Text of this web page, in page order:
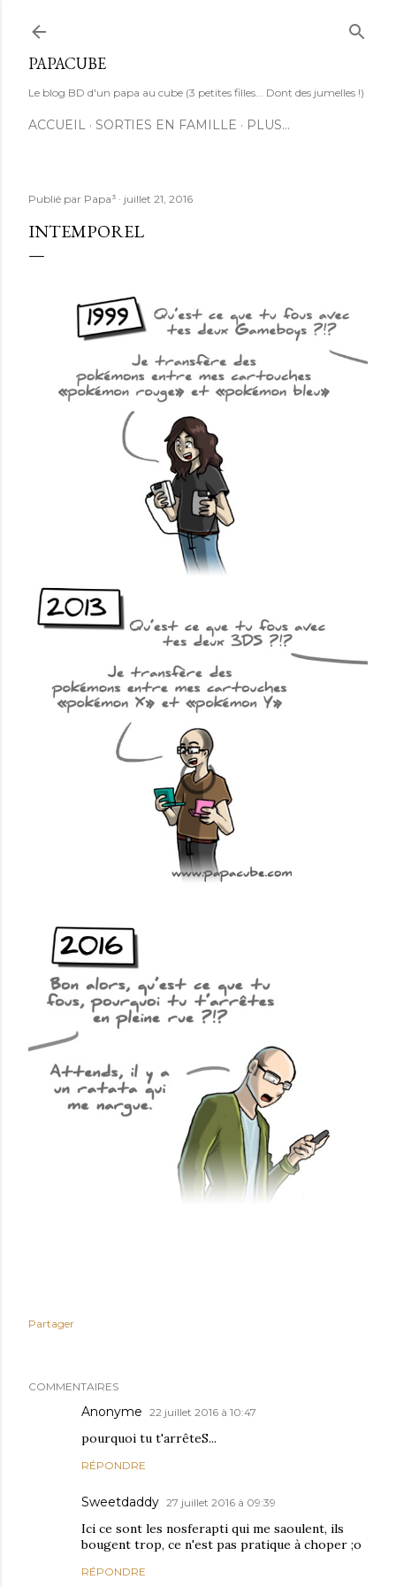
PAPACUBE
Le blog BD d'un papa au cube (3 petites filles... Dont des jumelles !)
ACCUEIL SORTIES EN FAMILLE PLUS…
Publié par Papa³ juillet 21, 2016
INTEMPOREL
Partager
COMMENTAIRES
Anonyme 22 juillet 2016 à 10:47
pourquoi tu t'arrêteS...
RÉPONDRE
Sweetdaddy 27 juillet 2016 à 09:39
Ici ce sont les nosferapti qui me saoulent, ils
bougent trop, ce n'est pas pratique à choper ;o
RÉPONDRE